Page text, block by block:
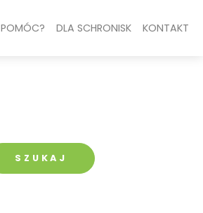
DLA SCHRONISK KONTAKT
SZUKAJ